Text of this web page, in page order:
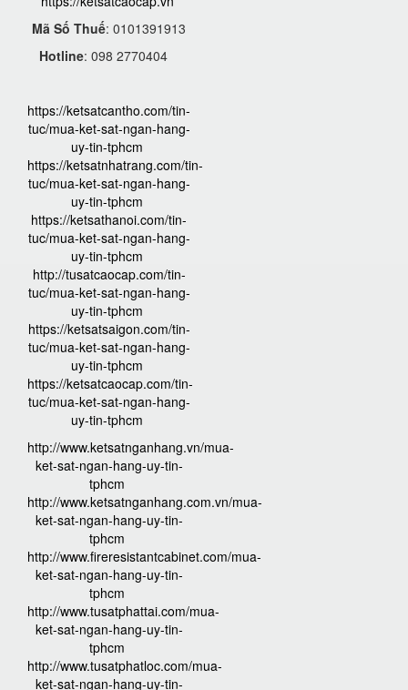
Mã Số Thuế: 0101391913
Hotline: 098 2770404
https://ketsatcantho.com/tin-
tuc/mua-ket-sat-ngan-hang-
uy-tin-tphcm
https://ketsatnhatrang.com/tin-
tuc/mua-ket-sat-ngan-hang-
uy-tin-tphcm
https://ketsathanoi.com/tin-
tuc/mua-ket-sat-ngan-hang-
uy-tin-tphcm
http://tusatcaocap.com/tin-
tuc/mua-ket-sat-ngan-hang-
uy-tin-tphcm
https://ketsatsaigon.com/tin-
tuc/mua-ket-sat-ngan-hang-
uy-tin-tphcm
https://ketsatcaocap.com/tin-
tuc/mua-ket-sat-ngan-hang-
uy-tin-tphcm
http://www.ketsatnganhang.vn/mua-
ket-sat-ngan-hang-uy-tin-
tphcm
http://www.ketsatnganhang.com.vn/mua-
ket-sat-ngan-hang-uy-tin-
tphcm
http://www.fireresistantcabinet.com/mua-
ket-sat-ngan-hang-uy-tin-
tphcm
http://www.tusatphattai.com/mua-
ket-sat-ngan-hang-uy-tin-
tphcm
http://www.tusatphatloc.com/mua-
ket-sat-ngan-hang-uy-tin-